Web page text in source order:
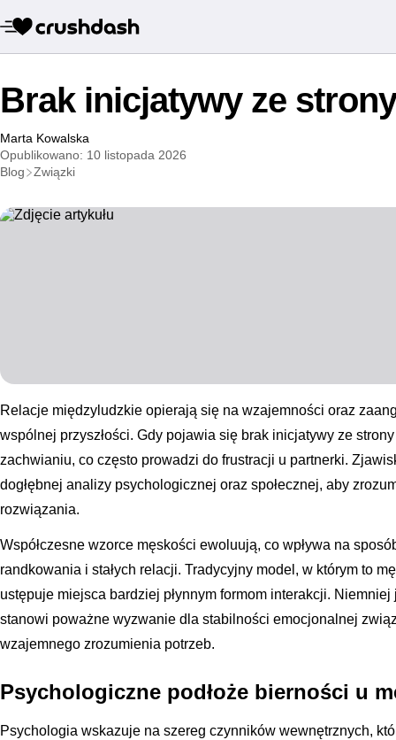
Brak inicjatywy ze
Marta Kowalska
Opublikowano: 10 listopada 2026
Blog
Związki
Relacje międzyludzkie opierają się na wzajemności oraz
wspólnej przyszłości. Gdy pojawia się brak inicjatywy ze
zachwianiu, co często prowadzi do frustracji u partnerki.
dogłębnej analizy psychologicznej oraz społecznej, aby
rozwiązania.
Współczesne wzorce męskości ewoluują, co wpływa na
randkowania i stałych relacji. Tradycyjny model, w którym to
ustępuje miejsca bardziej płynnym formom interakcji.
stanowi poważne wyzwanie dla stabilności emocjonalnej
wzajemnego zrozumienia potrzeb.
Psychologiczne podłoże bierności u
Psychologia wskazuje na szereg czynników wewnętrznych,